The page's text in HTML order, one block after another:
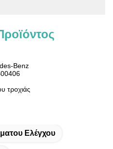
Benz
τροχιάς
Ελέγχου